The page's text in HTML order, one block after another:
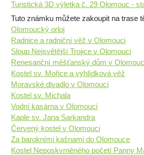
Turistická 3D výletka č. 29 Olomouc -
Tuto známku můžete zakoupit na trase
Olomoucký orloj
Radnice a radniční věž v Olomouci
Sloup Nejsvětější Trojice v Olomouci
Renesanční měšťanský dům v
Kostel sv. Mořice a vyhlídková věž
Moravské divadlo v Olomouci
Kostel sv. Michala
Vodní kasárna v Olomouci
Kaple sv. Jana Sarkandra
Červený kostel v Olomouci
Za barokními kašnami do Olomouce
Kostel Neposkvrněného početí Panny